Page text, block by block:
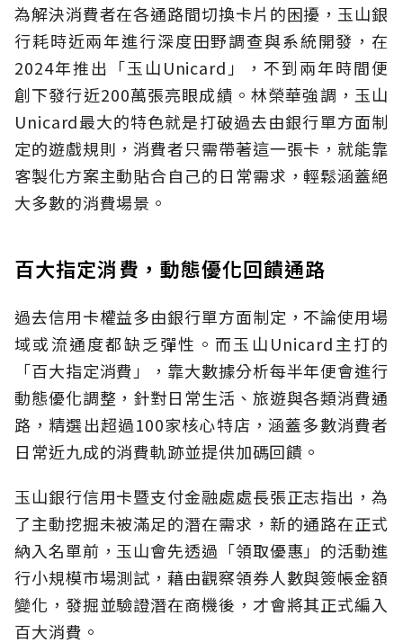
為解決消費者在各通路間切換卡片的困擾，玉山銀
行耗時近兩年進行深度田野調查與系統開發，在
2024年推出「玉山Unicard」，不到兩年時間便
創下發行近200萬張亮眼成績。林榮華強調，玉山
Unicard最大的特色就是打破過去由銀行單方面制
定的遊戲規則，消費者只需帶著這一張卡，就能靠
客製化方案主動貼合自己的日常需求，輕鬆涵蓋絕
大多數的消費場景。
百大指定消費，動態優化回饋通路
過去信用卡權益多由銀行單方面制定，不論使用場
域或流通度都缺乏彈性。而玉山Unicard主打的
「百大指定消費」，靠大數據分析每半年便會進行
動態優化調整，針對日常生活、旅遊與各類消費通
路，精選出超過100家核心特店，涵蓋多數消費者
日常近九成的消費軌跡並提供加碼回饋。
玉山銀行信用卡暨支付金融處處長張正志指出，為
了主動挖掘未被滿足的潛在需求，新的通路在正式
納入名單前，玉山會先透過「領取優惠」的活動進
行小規模市場測試，藉由觀察領券人數與簽帳金額
變化，發掘並驗證潛在商機後，才會將其正式編入
百大消費。